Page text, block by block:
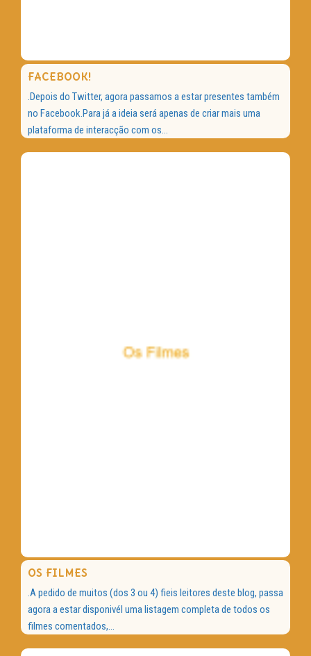
FACEBOOK!
.Depois do Twitter, agora passamos a estar presentes também
no Facebook.Para já a ideia será apenas de criar mais uma
plataforma de interacção com os...
OS FILMES
.A pedido de muitos (dos 3 ou 4) fieis leitores deste blog, passa
agora a estar disponivél uma listagem completa de todos os
filmes comentados,...